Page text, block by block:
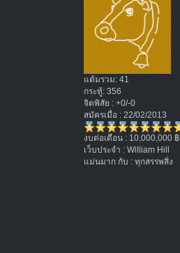
แต้มรวม: 41
กระทู้: 356
จิตพิสัย : +0/-0
สมัครเมื่อ : 22/02/2013
งบต่อเดือน : 10,000,000 ฿
เว็บประจำ : William Hill
แม่นมาก กับ : ทุกสรรพสิ่ง